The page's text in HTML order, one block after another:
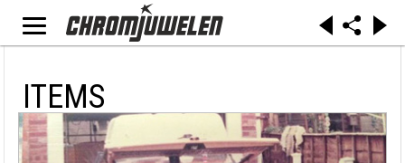
ITEMS